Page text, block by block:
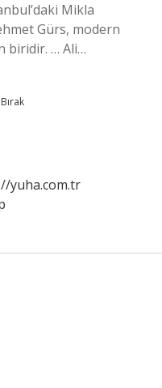
Mikla
Gürs, modern
biridir. … Ali…
yuha.com.tr